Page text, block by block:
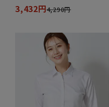
3,432円4,290円